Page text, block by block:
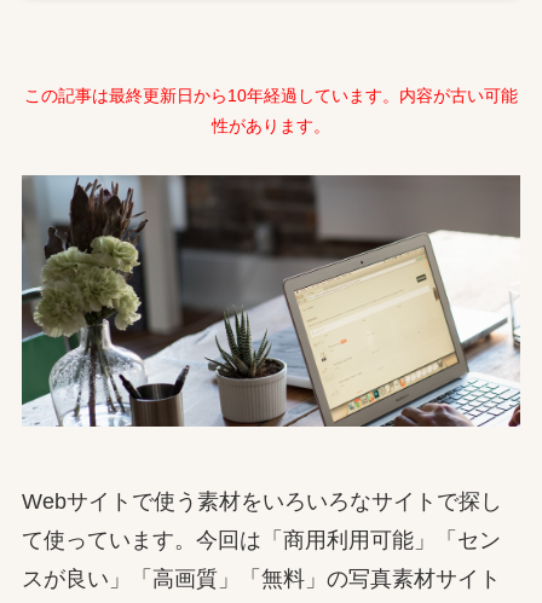
この記事は最終更新日から10年経過しています。内容が古い可能
性があります。
Webサイトで使う素材をいろいろなサイトで探し
て使っています。今回は「商用利用可能」「セン
スが良い」「高画質」「無料」の写真素材サイト